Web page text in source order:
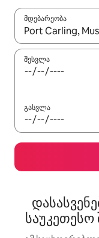
მდებარეობა
როცა შედეგები
შესვლა
გასვლა
საუკეთესო